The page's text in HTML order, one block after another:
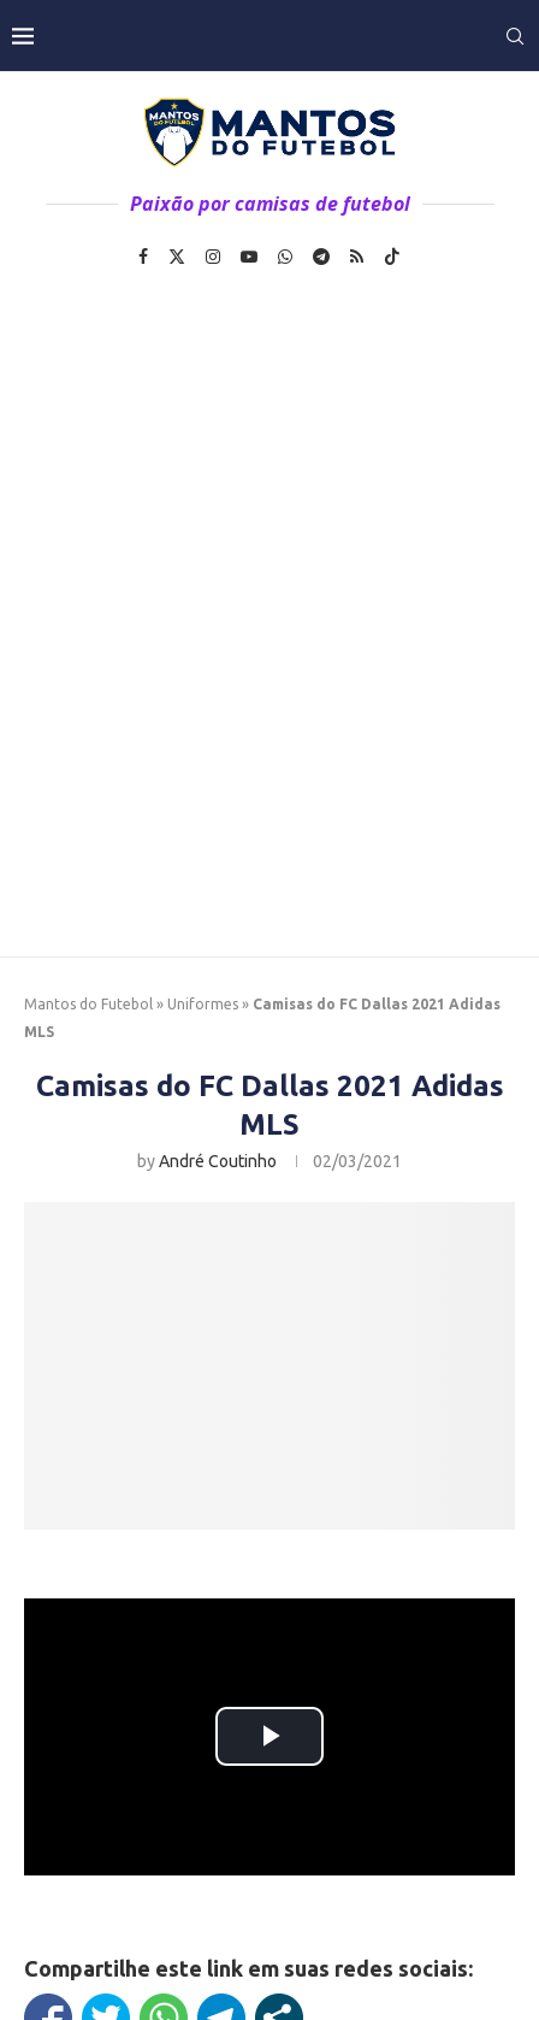
Paixão por camisas de futebol
Mantos do Futebol » Uniformes » Camisas do FC Dallas 2021 Adidas
MLS
Camisas do FC Dallas 2021 Adidas
MLS
byAndré Coutinho 02/03/2021
Compartilhe este link em suas redes sociais: